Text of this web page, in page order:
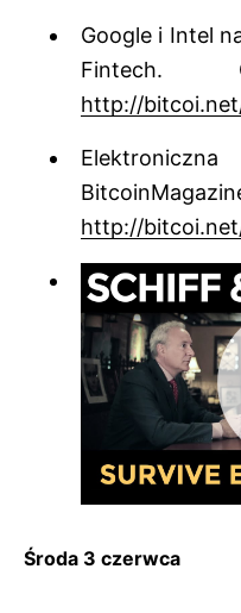
Google i Intel
Fintech.
http://
http://
Środa 3 czerwca